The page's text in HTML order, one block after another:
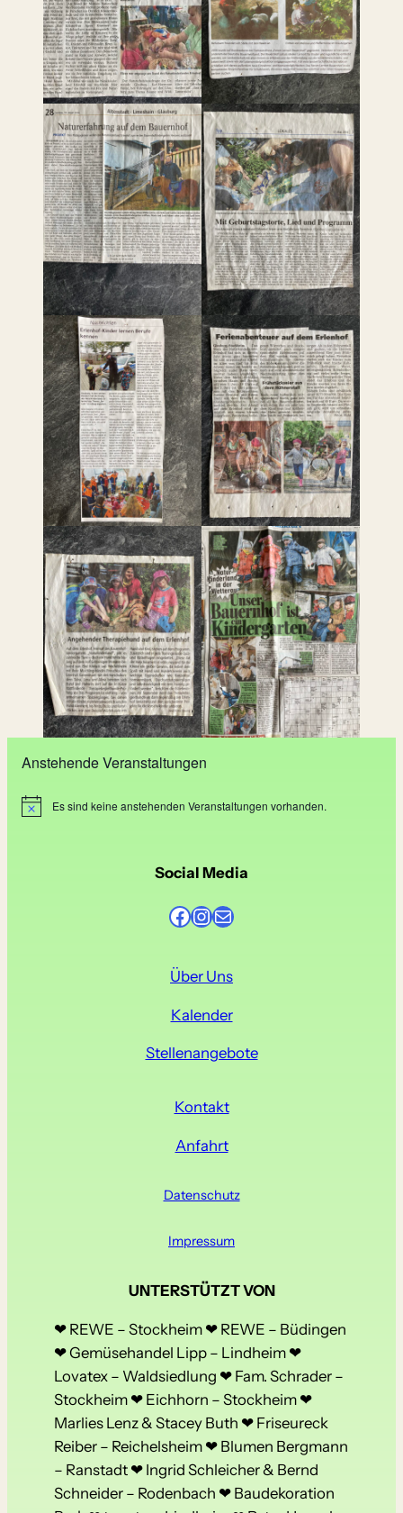
Anstehende Veranstaltungen
H
Es sind keine anstehenden Veranstaltungen vorhanden.
Social Media
Facebook InstagramE-Mail
Über Uns
Kalender
Stellenangebote
Kontakt
Anfahrt
Datenschutz
Impressum
UNTERSTÜTZT VON
❤ REWE – Stockheim ❤ REWE – Büdingen
❤ Gemüsehandel Lipp – Lindheim ❤
Lovatex – Waldsiedlung ❤ Fam. Schrader –
Stockheim ❤ Eichhorn – Stockheim ❤
Marlies Lenz & Stacey Buth ❤ Friseureck
Reiber – Reichelsheim ❤ Blumen Bergmann
– Ranstadt ❤ Ingrid Schleicher & Bernd
Schneider – Rodenbach ❤ Baudekoration